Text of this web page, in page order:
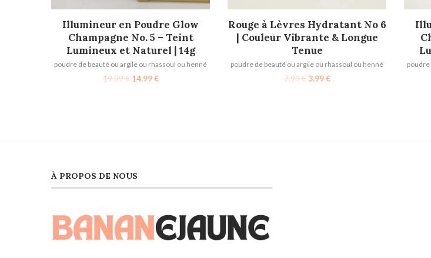
AJOUTER AU PANIER
Illumineur en Poudre Glow
Champagne No. 5 – Teint
Lumineux et Naturel | 14g
poudre de beauté ou argile ou rhassoul ou henné
19.99€ 14.99€
AJOUTER AU PANIER
Rouge à Lèvres Hydratant No 6
| Couleur Vibrante & Longue
Tenue
poudre de beauté ou argile ou rhassoul ou henné
7.99€ 3.99€
poudre
À PROPOS DE NOUS